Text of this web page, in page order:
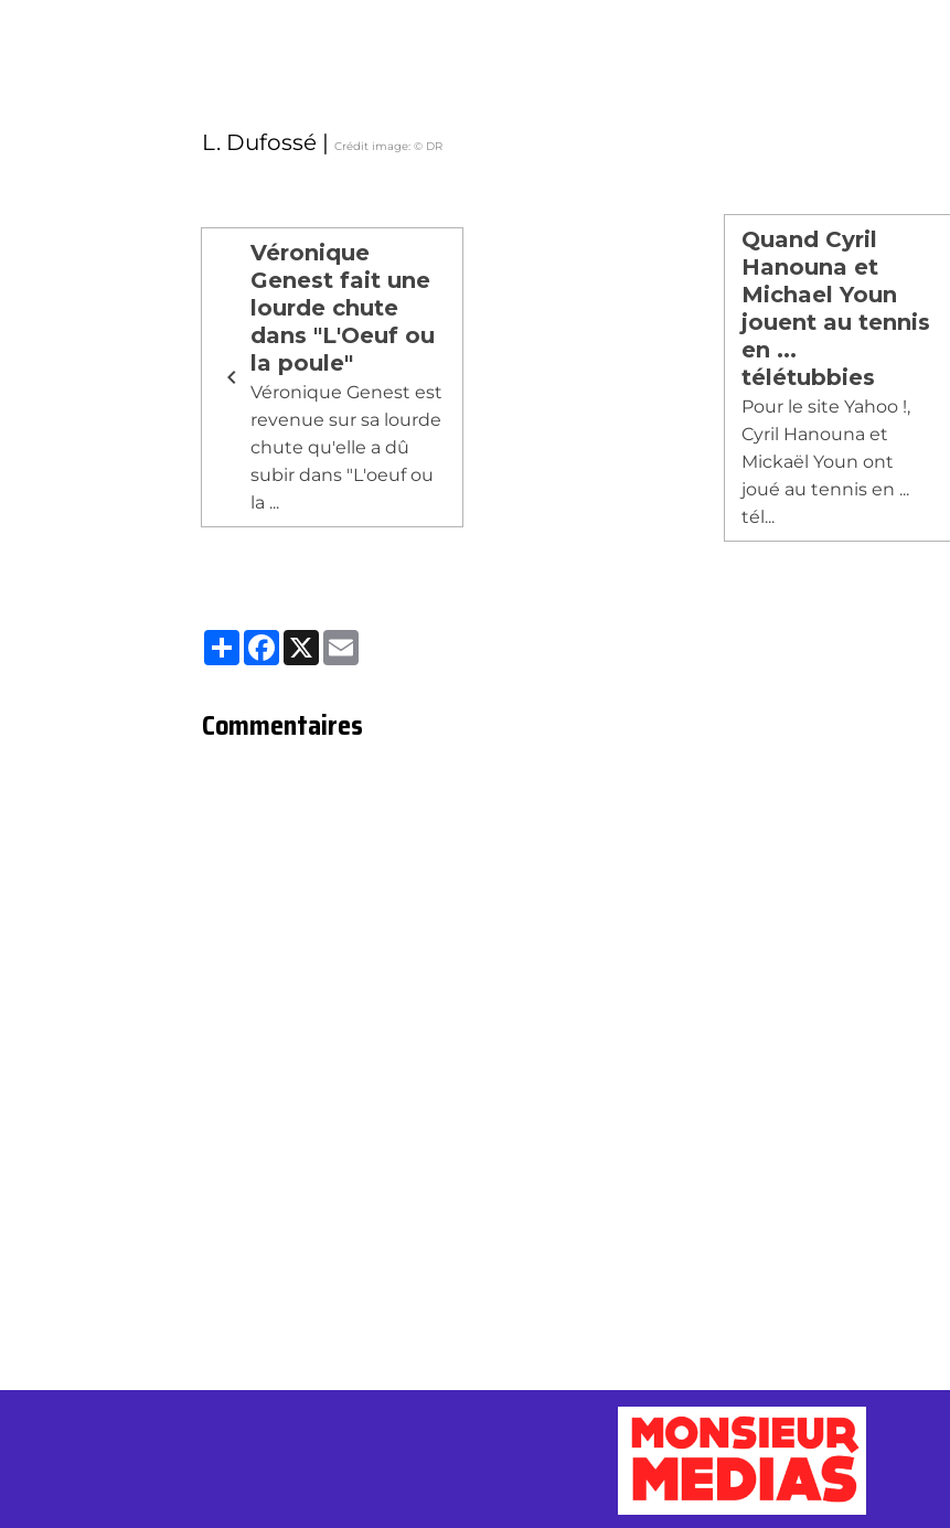
L. Dufossé | Crédit image: © DR
Véronique
Genest fait une
lourde chute
dans "L'Oeuf ou
la poule"
Véronique Genest est
revenue sur sa lourde
chute qu'elle a dû
subir dans "L'oeuf ou
la ...
Quand Cyril
Hanouna et
Michael Youn
jouent au tennis
en ...
télétubbies
Pour le site Yahoo !,
Cyril Hanouna et
Mickaël Youn ont
joué au tennis en ...
tél...
Partager
Facebook
X
Commentaires